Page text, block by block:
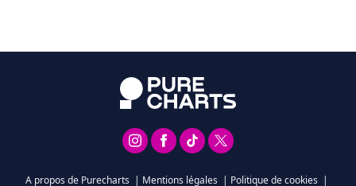
A propos de Purecharts | Mentions légales | Politique de cookies |